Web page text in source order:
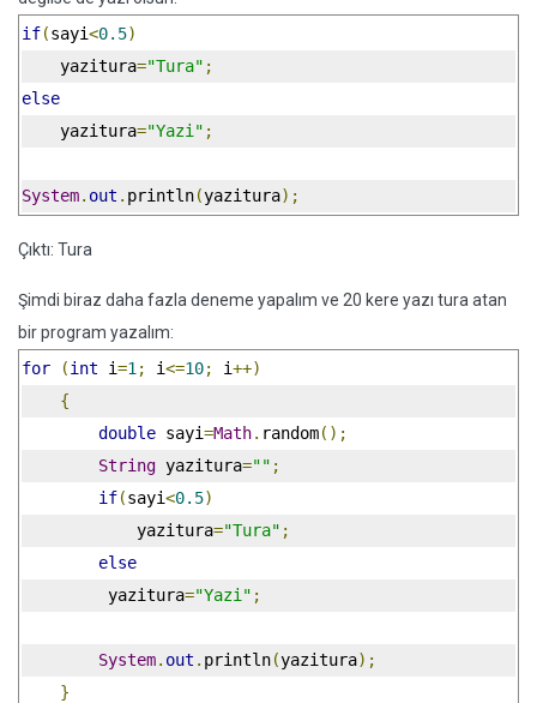
if(sayi<0.5)
    yazitura
="Tura" ;
else
    yazitura
="Yazi" ;
System. out . println(yazitura);
Çıktı: Tura
Şimdi biraz daha fazla deneme yapalım ve 20 kere yazı tura atan
bir program yazalım:
for
(int i=1 ; i<=10; i++)
{
double sayi=Math. random();
String yazitura="" ;
if(sayi<0.5)
            yazitura
="Tura" ;
else
         yazitura
="Yazi" ;
System. out . println(yazitura);
}